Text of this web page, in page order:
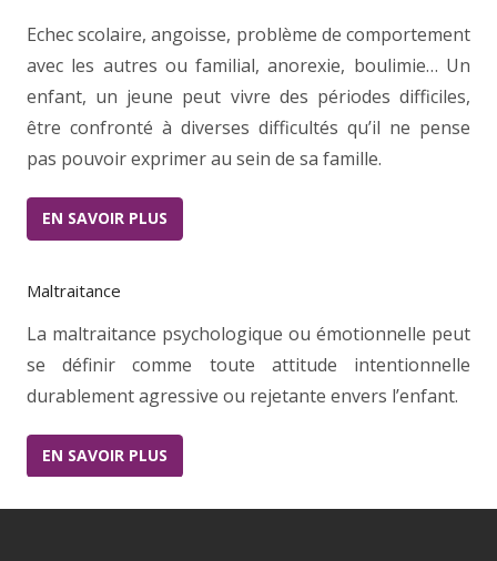
Echec scolaire, angoisse, problème de comportement
avec les autres ou familial, anorexie, boulimie… Un
enfant, un jeune peut vivre des périodes difficiles,
être confronté à diverses difficultés qu’il ne pense
pas pouvoir exprimer au sein de sa famille.
EN SAVOIR PLUS
Maltraitance
La maltraitance psychologique ou émotionnelle peut
se définir comme toute attitude intentionnelle
durablement agressive ou rejetante envers l’enfant.
EN SAVOIR PLUS